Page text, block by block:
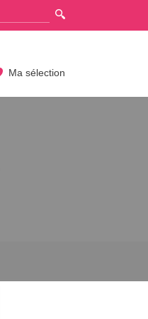
Ma sélection